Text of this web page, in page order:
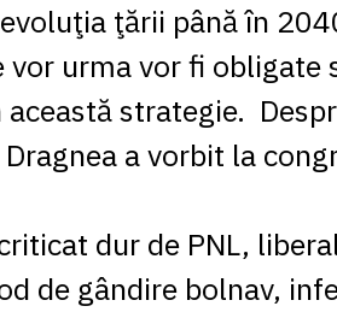
ţării până în
vor urma vor fi obligate
strategie.
a vorbit la
dur de PNL,
de gândire bolnav,